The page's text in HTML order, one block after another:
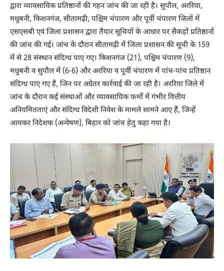
द्वारा व्यावसायिक प्रतिष्ठानों की गहन जांच की जा रही है। सुपौल, अररिया,
मधुबनी, किशनगंज, सीतामढ़ी, पश्चिम चंपारण और पूर्वी चंपारण जिलों में
एसएसबी एवं जिला प्रशासन द्वारा तैयार सूचियों के आधार पर सैकड़ों प्रतिष्ठानों
की जांच की गई। जांच के दौरान सीतामढ़ी में जिला प्रशासन की सूची के 159
में से 28 संस्थान संदिग्ध पाए गए। किशनगंज (21), पश्चिम चंपारण (9),
मधुबनी व सुपौल में (6-6) और अररिया व पूर्वी चंपारण में पांच-पांच प्रतिष्ठान
संदिग्ध पाए गए हैं, जिन पर अग्रेतर कार्रवाई की जा रही है। अररिया जिले में
जांच के दौरान कई संस्थाओं और व्यावसायिक फर्मों में गंभीर वित्तीय
अनियमितताएं और संदिग्ध विदेशी निवेश के मामले सामने आए हैं, जिन्हें
आयकर निदेशक (अन्वेषण), बिहार को जांच हेतु कहा गया है।